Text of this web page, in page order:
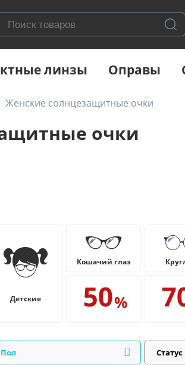
линзы Оправы
Женские солнцезащитные очки
очки
Детские
Кошачий глаз
Пол Статус